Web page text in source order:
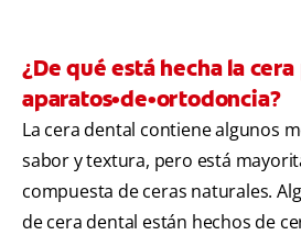
¿De qué está hecha la cera
aparatos•de•ortodoncia?
La cera dental contiene algunos
sabor y textura, pero está
compuesta de ceras naturales.
de cera dental están hechos de